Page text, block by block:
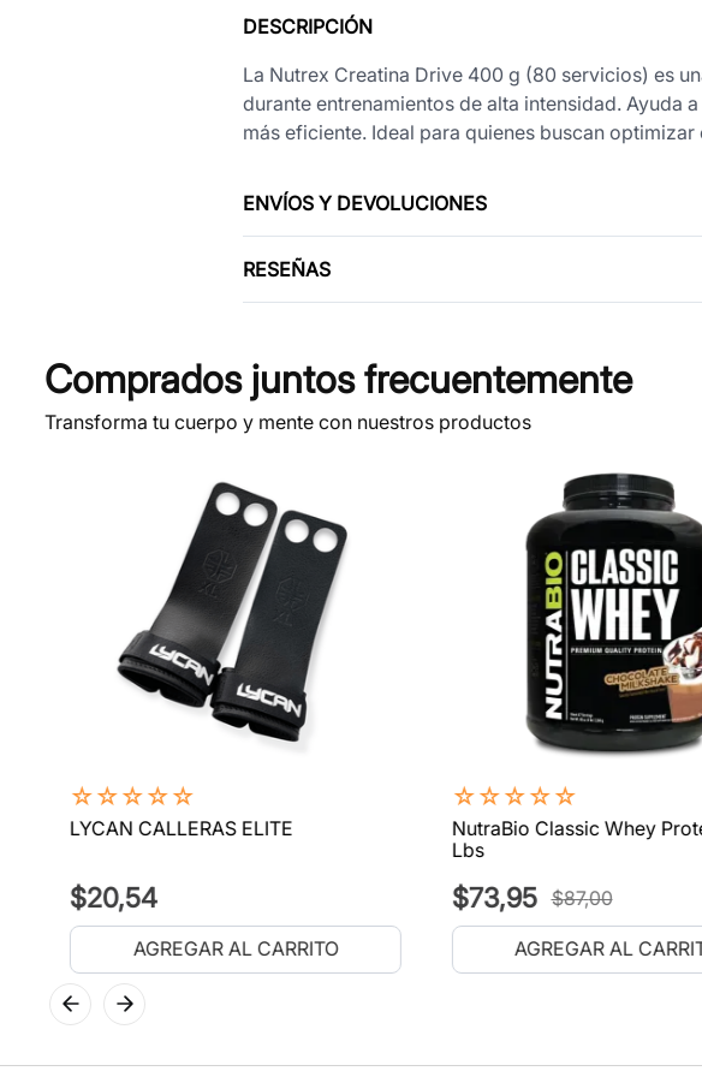
DESCRIPCIÓN
La Nutrex Creatina Drive 400 g (80 servicios) es
durante entrenamientos de alta intensidad. Ayuda
más eficiente. Ideal para quienes buscan
ENVÍOS Y DEVOLUCIONES
RESEÑAS
Comprados juntos frecuentemente
Transforma tu cuerpo y mente con nuestros productos
☆☆☆☆☆
LYCAN CALLERAS ELITE
$20,54
AGREGAR AL CARRITO
☆☆☆☆☆
NutraBio Classic Whey
Lbs
$73,95 $87,00
AGREGAR AL